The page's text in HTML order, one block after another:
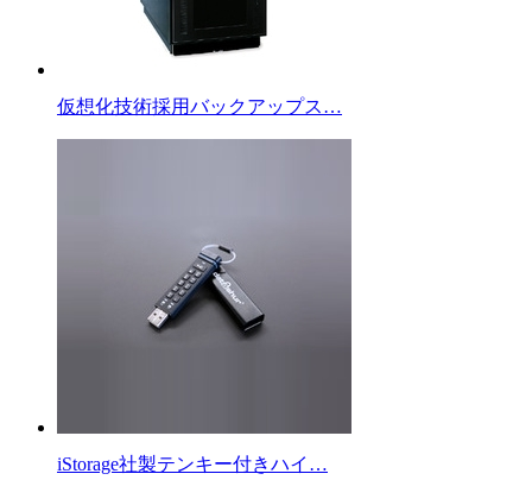
仮想化技術採用バックアップス…
iStorage社製テンキー付きハイ…